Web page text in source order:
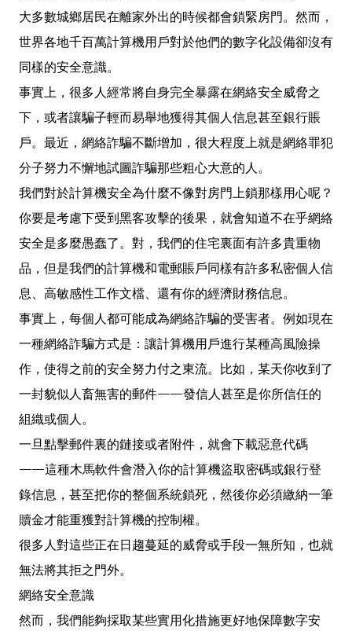
大多數城鄉居民在離家外出的時候都會鎖緊房門。然而，
世界各地千百萬計算機用戶對於他們的數字化設備卻沒有
同樣的安全意識。
事實上，很多人經常將自身完全暴露在網絡安全威脅之
下，或者讓騙子輕而易舉地獲得其個人信息甚至銀行賬
戶。最近，網絡詐騙不斷增加，很大程度上就是網絡罪犯
分子努力不懈地試圖詐騙那些粗心大意的人。
我們對於計算機安全為什麼不像對房門上鎖那樣用心呢？
你要是考慮下受到黑客攻擊的後果，就會知道不在乎網絡
安全是多麼愚蠢了。對，我們的住宅裏面有許多貴重物
品，但是我們的計算機和電郵賬戶同樣有許多私密個人信
息、高敏感性工作文檔、還有你的經濟財務信息。
事實上，每個人都可能成為網絡詐騙的受害者。例如現在
一種網絡詐騙方式是：讓計算機用戶進行某種高風險操
作，使得之前的安全努力付之東流。比如，某天你收到了
一封貌似人畜無害的郵件——發信人甚至是你所信任的
組織或個人。
一旦點擊郵件裏的鏈接或者附件，就會下載惡意代碼
——這種木馬軟件會潛入你的計算機盜取密碼或銀行登
錄信息，甚至把你的整個系統鎖死，然後你必須繳納一筆
贖金才能重獲對計算機的控制權。
很多人對這些正在日趨蔓延的威脅或手段一無所知，也就
無法將其拒之門外。
網絡安全意識
然而，我們能夠採取某些實用化措施更好地保障數字安